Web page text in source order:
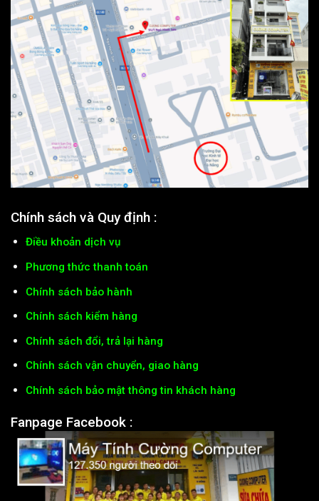
Chính sách và Quy định :
Điều khoản dịch vụ
Phương thức thanh toán
Chính sách bảo hành
Chính sách kiểm hàng
Chính sách đổi, trả lại hàng
Chính sách vận chuyển, giao hàng
Chính sách bảo mật thông tin khách hàng
Fanpage Facebook :